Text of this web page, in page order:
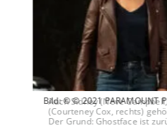
Auch Sidney (Neve
(Courteney Cox, rechts)
Der Grund: Ghostface ist
Bild: © © 2021 PARAMOUNT